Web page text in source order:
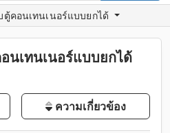
คอนเทนเนอร์แบบยกได้
นเทนเนอร์แบบยกได้
ความเกี่ยวข้อง